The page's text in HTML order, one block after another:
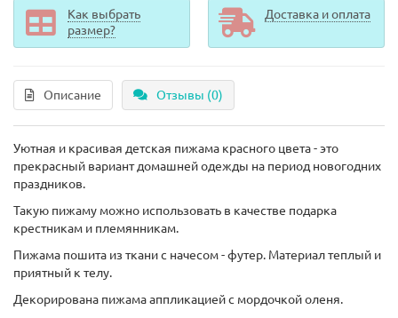
Как выбрать
размер?
Доставка и оплата
Описание Отзывы (0)
Уютная и красивая детская пижама красного цвета - это
прекрасный вариант домашней одежды на период новогодних
праздников.
Такую пижаму можно использовать в качестве подарка
крестникам и племянникам.
Пижама пошита из ткани с начесом - футер. Материал теплый и
приятный к телу.
Декорирована пижама аппликацией с мордочкой оленя.